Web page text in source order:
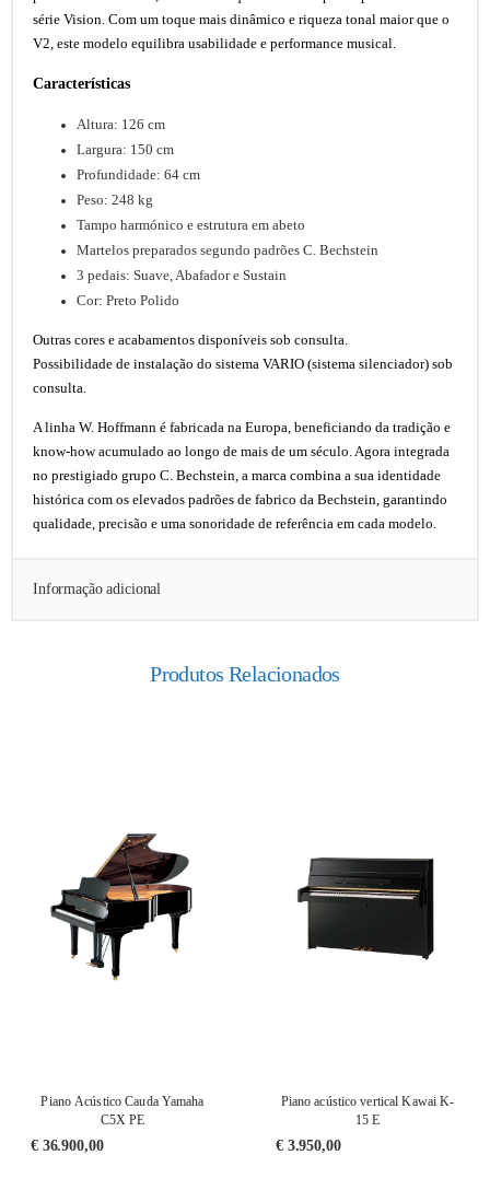
série Vision. Com um toque mais dinâmico e riqueza tonal maior que o
V2, este modelo equilibra usabilidade e performance musical.
Características
Altura: 126 cm
Largura: 150 cm
Profundidade: 64 cm
Peso: 248 kg
Tampo harmónico e estrutura em abeto
Martelos preparados segundo padrões C. Bechstein
3 pedais: Suave, Abafador e Sustain
Cor: Preto Polido
Outras cores e acabamentos disponíveis sob consulta.
Possibilidade de instalação do sistema VARIO (sistema silenciador) sob
consulta.
A linha W. Hoffmann é fabricada na Europa, beneficiando da tradição e
know-how acumulado ao longo de mais de um século. Agora integrada
no prestigiado grupo C. Bechstein, a marca combina a sua identidade
histórica com os elevados padrões de fabrico da Bechstein, garantindo
qualidade, precisão e uma sonoridade de referência em cada modelo.
Informação adicional
Produtos Relacionados
Piano Acústico Cauda Yamaha
C5X PE
€36.900,00
Piano acústico vertical Kawai K-
15 E
€3.950,00